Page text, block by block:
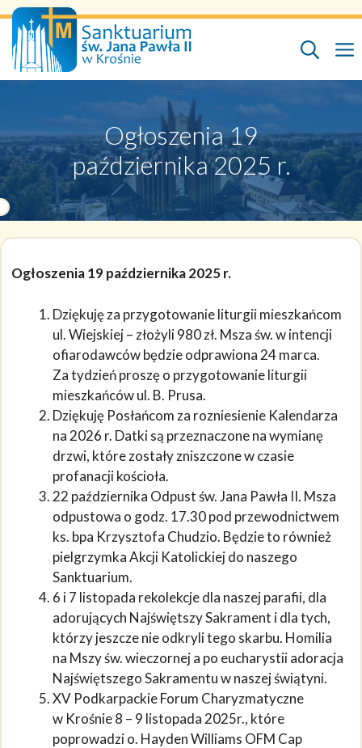
Przejdź
do
treści
Ogłoszenia 19
października 2025 r.
Ogłoszenia 19 października 2025 r.
Dziękuję za przygotowanie liturgii mieszkańcom
ul. Wiejskiej – złożyli 980 zł. Msza św. w intencji
ofiarodawców będzie odprawiona 24 marca.
Za tydzień proszę o przygotowanie liturgii
mieszkańców ul. B. Prusa.
Dziękuję Posłańcom za rozniesienie Kalendarza
na 2026 r. Datki są przeznaczone na wymianę
drzwi, które zostały zniszczone w czasie
profanacji kościoła.
22 października Odpust św. Jana Pawła II. Msza
odpustowa o godz. 17.30 pod przewodnictwem
ks. bpa Krzysztofa Chudzio. Będzie to również
pielgrzymka Akcji Katolickiej do naszego
Sanktuarium.
6 i 7 listopada rekolekcje dla naszej parafii, dla
adorujących Najświętszy Sakrament i dla tych,
którzy jeszcze nie odkryli tego skarbu. Homilia
na Mszy św. wieczornej a po eucharystii adoracja
Najświętszego Sakramentu w naszej świątyni.
XV Podkarpackie Forum Charyzmatyczne
w Krośnie 8 – 9 listopada 2025r., które
poprowadzi o. Hayden Williams OFM Cap